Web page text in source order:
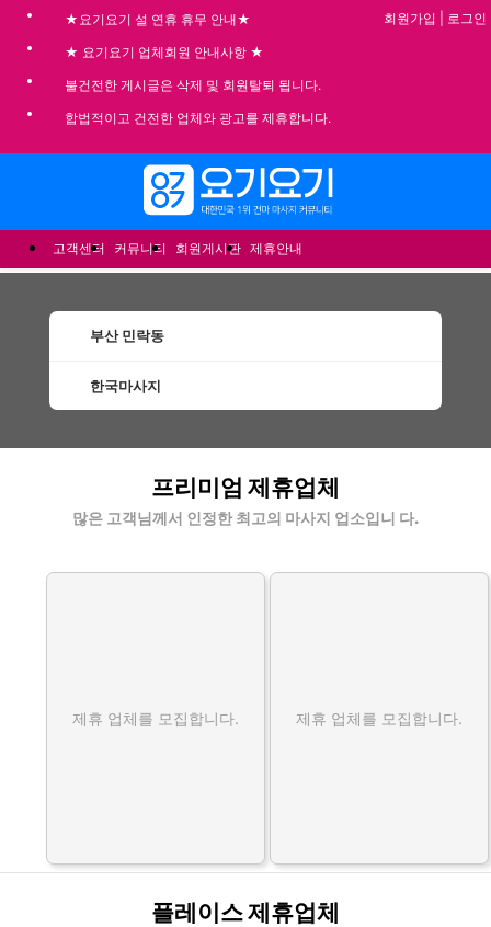
★요기요기 설 연휴 휴무 안내★
★ 요기요기 업체회원 안내사항 ★
불건전한 게시글은 삭제 및 회원탈퇴 됩니다.
합법적이고 건전한 업체와 광고를 제휴합니다.
회원가입 로그인
고객센터 커뮤니티 회원게시판 제휴안내
부산 민락동
한국마사지
프리미엄 제휴업체
많은 고객님께서 인정한 최고의 마사지 업소입니 다.
제휴 업체를 모집합니다. 제휴 업체를 모집합니다.
플레이스 제휴업체